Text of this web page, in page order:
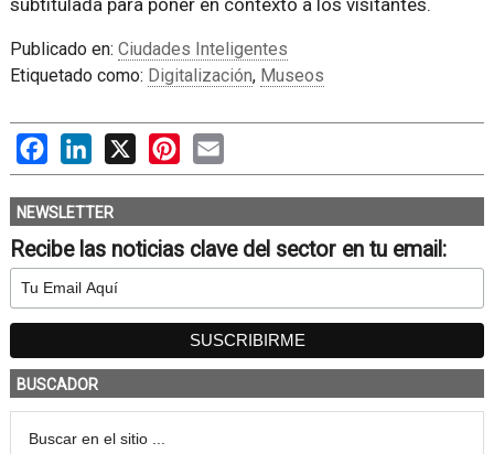
Publicado en: Ciudades Inteligentes
Etiquetado como: Digitalización, Museos
FacebookLinkedIn
X PinterestEmail
NEWSLETTER
Recibe las noticias clave del sector en tu email:
BUSCADOR